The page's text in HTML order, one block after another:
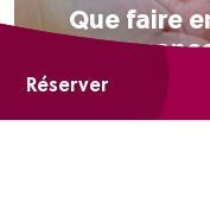
Réserver
Que faire